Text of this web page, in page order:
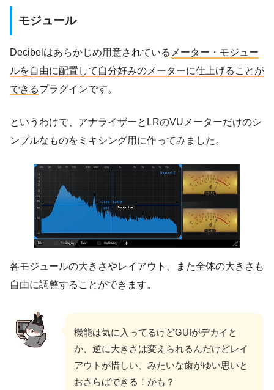
モジュール
Decibelはあらかじめ用意されている メーター・モジュー
ルを自由に配置して自分好みのメーターに仕上げることが
できるプラグインです。
というわけで、アナライザーとLRのVUメーターだけのシ
ンプルなものをミキシング用に作ってみました。
各モジュールの大きさやレイアウト、また全体の大きさも
自由に調整することができます。
機能は気に入ってるけどGUIがデカイと
か、逆に大きさは変えられるんだけどレイ
アウトが惜しい、みたいな歯がゆい思いと
おさらばできる！かも？